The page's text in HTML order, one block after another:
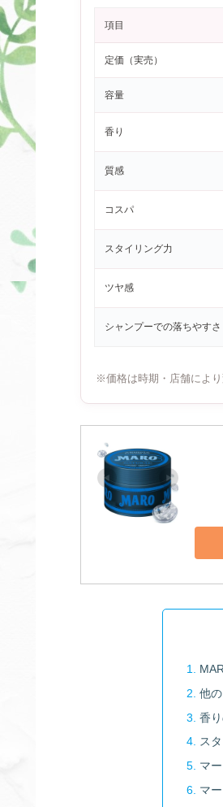
項目
定価（実売）
容量
香り
質感
コスパ
スタイリング力
ツヤ感
シャンプーでの落ちやすさ
※価格は時期・店舗により
他
香
ス
マ
マ